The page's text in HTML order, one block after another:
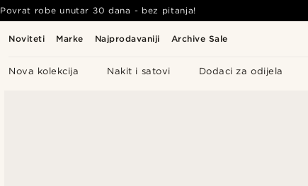
Noviteti Marke Najprodavaniji Archive Sale
Nova kolekcija Nakit i satovi Dodaci za odijela
Povrat robe unutar 30 dana - bez pitanja!